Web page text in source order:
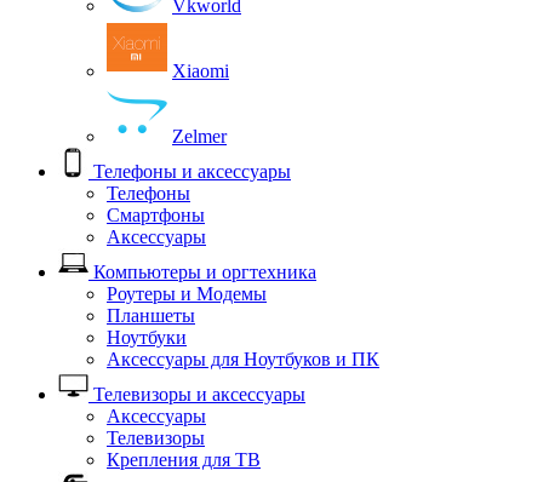
Vkworld
Xiaomi
Zelmer
Телефоны и аксессуары
Телефоны
Смартфоны
Аксессуары
Компьютеры и оргтехника
Роутеры и Модемы
Планшеты
Ноутбуки
Аксессуары для Ноутбуков и ПК
Телевизоры и аксессуары
Аксессуары
Телевизоры
Крепления для ТВ